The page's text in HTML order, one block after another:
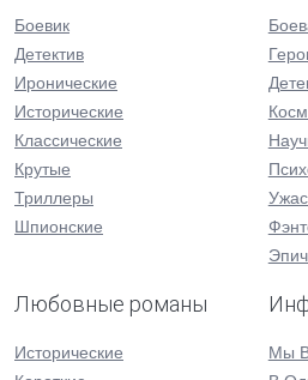
Боевик
Детектив
Иронические
Исторические
Классические
Крутые
Триллеры
Шпионские
Любовные романы
Исторические
Мы